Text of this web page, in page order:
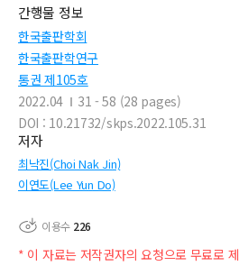
간행물 정보
한국출판학회
한국출판학연구
통권 제105호
2022.04
31 - 58 (28 pages)
DOI : 10.21732/skps.2022.105.31
저자
최낙진(Choi Nak Jin)
이연도(Lee Yun Do)
이용수 226
* 이 자료는 저작권자의 요청으로 무료로